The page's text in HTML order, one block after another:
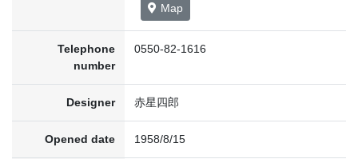
Map
Telephone
number
0550-82-1616
Designer 赤星四郎
Opened date 1958/8/15